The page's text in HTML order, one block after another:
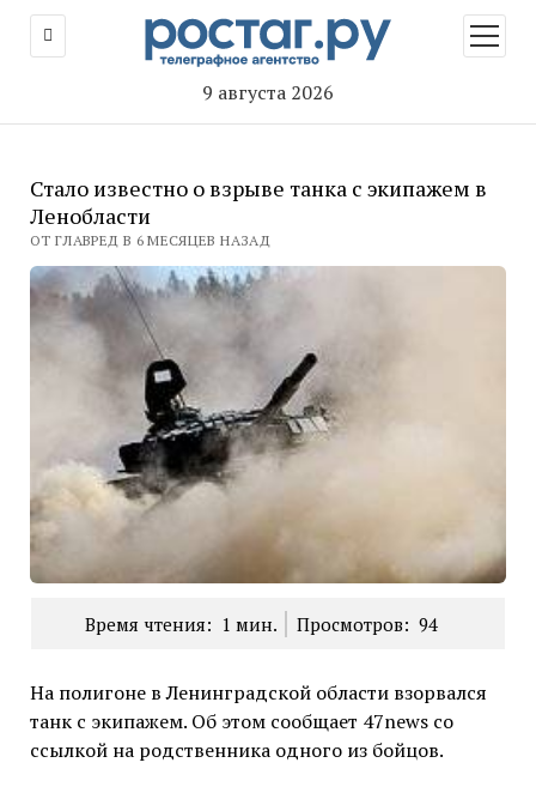
9 августа 2026
меню
Стало известно о взрыве танка с экипажем в
Ленобласти
ОТ ГЛАВРЕД В 6 МЕСЯЦЕВ НАЗАД
Время чтения: 1 мин. Просмотров: 94
На полигоне в Ленинградской области взорвался
танк с экипажем. Об этом сообщает 47news со
ссылкой на родственника одного из бойцов.